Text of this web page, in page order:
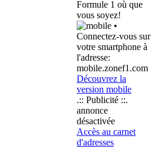
Formule 1 où que
vous soyez!
•
Connectez-vous sur
votre smartphone à
l'adresse:
mobile.zonef1.com
Découvrez la
version mobile
.:: Publicité ::.
annonce
désactivée
Accès au carnet
d'adresses